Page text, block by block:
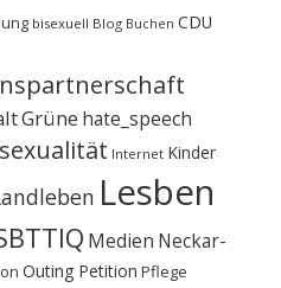
bisexuell Blog Buchen CDU
Grüne hate_speech
Internet Kinder
Lesben
Medien Neckar-
Outing Petition Pflege